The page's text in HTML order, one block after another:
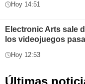
Hoy 14:51
Electronic Arts sale
los videojuegos
Hoy 12:53